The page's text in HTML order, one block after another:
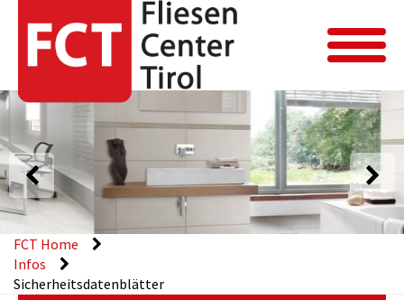
FCT Home
Infos
Sicherheitsdatenblätter